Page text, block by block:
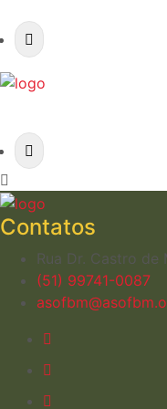
Contatos
Rua Dr. Castro
(51) 99741-0087